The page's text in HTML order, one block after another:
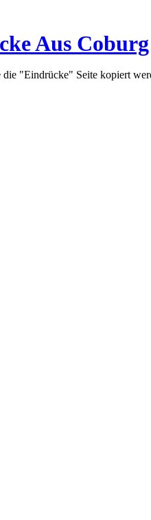
Aus
die "Eindrücke" Seite kopiert